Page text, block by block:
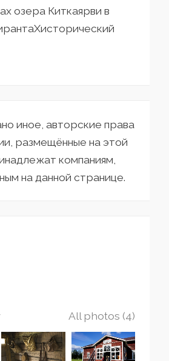
озера Киткаярви в
иное, авторские права
размещённые на этой
компаниям,
на данной странице.
All photos (4)